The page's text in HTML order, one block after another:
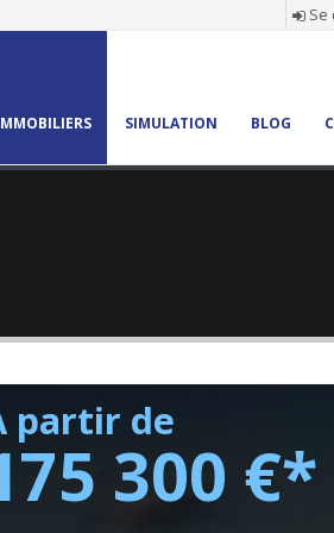
Se
SIMULATION BLOG
partir de
300 €*